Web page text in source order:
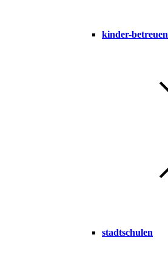
kinder-betreuen
stadtschulen